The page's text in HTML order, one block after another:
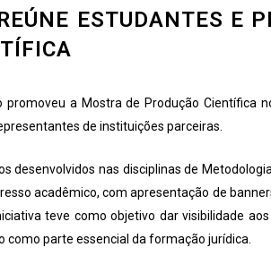
ESTUDANTES E
promoveu a Mostra de Produção Científica
de instituições parceiras.
desenvolvidos nas disciplinas de
acadêmico, com apresentação de
teve como objetivo dar visibilidade
parte essencial da formação jurídica.